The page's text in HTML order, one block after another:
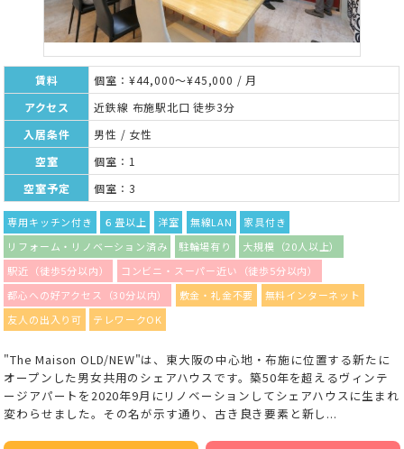
賃料
個室：¥44,000～¥45,000 / 月
アクセス
近鉄線 布施駅北口 徒歩3分
入居条件
男性 / 女性
空室
個室：1
空室予定
個室：3
専用キッチン付き ６畳以上 洋室 無線LAN
家具付き
リフォーム・リノベーション済み
駐輪場有り
大規模（20人以上）
駅近（徒歩5分以内）
コンビニ・スーパー近い（徒歩5分以内）
都心への好アクセス（30分以内）
敷金・礼金不要
無料インターネット
友人の出入り可
テレワークOK
"The Maison OLD/NEW"は、東大阪の中心地・布施に位置する新たに
オープンした男女共用のシェアハウスです。築50年を超えるヴィンテ
ージアパートを2020年9月にリノベーションしてシェアハウスに生まれ
変わらせました。その名が示す通り、古き良き要素と新し...